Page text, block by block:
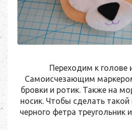
Переходим к голове
Самоисчезающим
бровки и ротик. Также на
носик. Чтобы сделать
черного фетра треугольник